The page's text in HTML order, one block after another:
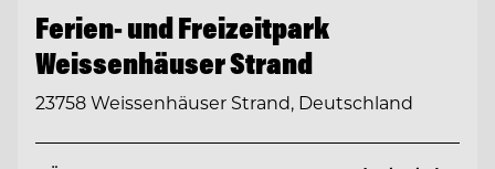
Ferien- und Freizeitpark
Weissenhäuser Strand
23758 Weissenhäuser Strand, Deutschland